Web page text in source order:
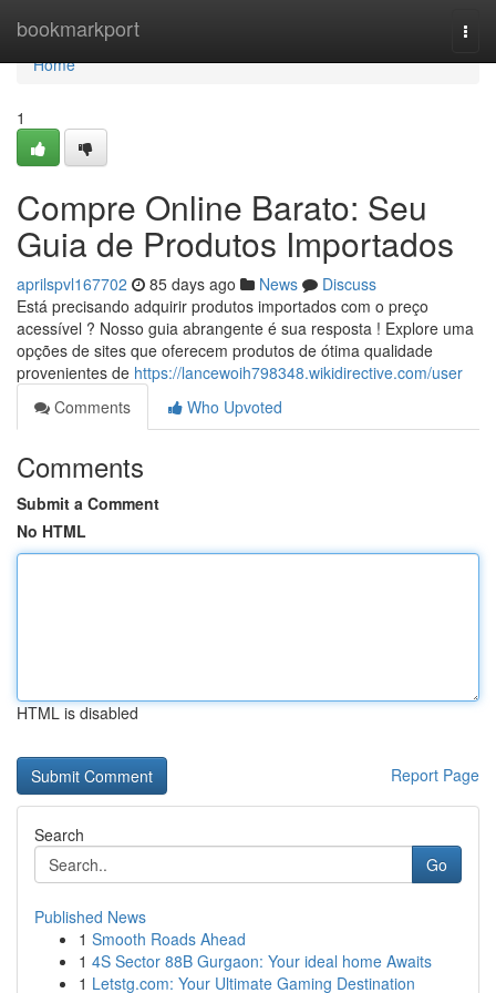
bookmarkport
Home
Home
1
Compre Online Barato: Seu
Guia de Produtos Importados
aprilspvl167702 85 days ago News
Discuss
Está precisando adquirir produtos importados com o preço
acessível ? Nosso guia abrangente é sua resposta ! Explore uma
opções de sites que oferecem produtos de ótima qualidade
provenientes de https://lancewoih798348.wikidirective.com/user
Comments
Who Upvoted
Comments
Submit a Comment
No HTML
HTML is disabled
Report Page
Search
Go
Published News
1 Smooth Roads Ahead
1 4S Sector 88B Gurgaon: Your ideal home Awaits
1 Letstg.com: Your Ultimate Gaming Destination